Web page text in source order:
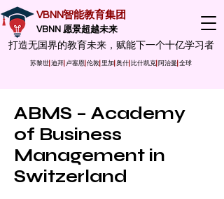
VBNN智能教育集团
VBNN 愿景超越未来
打造无国界的教育未来，赋能下一个十亿学习者
苏黎世 迪拜 卢塞恩 伦敦 里加 奥什 比什凯克 阿治曼 全球
ABMS – Academy
of Business
Management in
Switzerland